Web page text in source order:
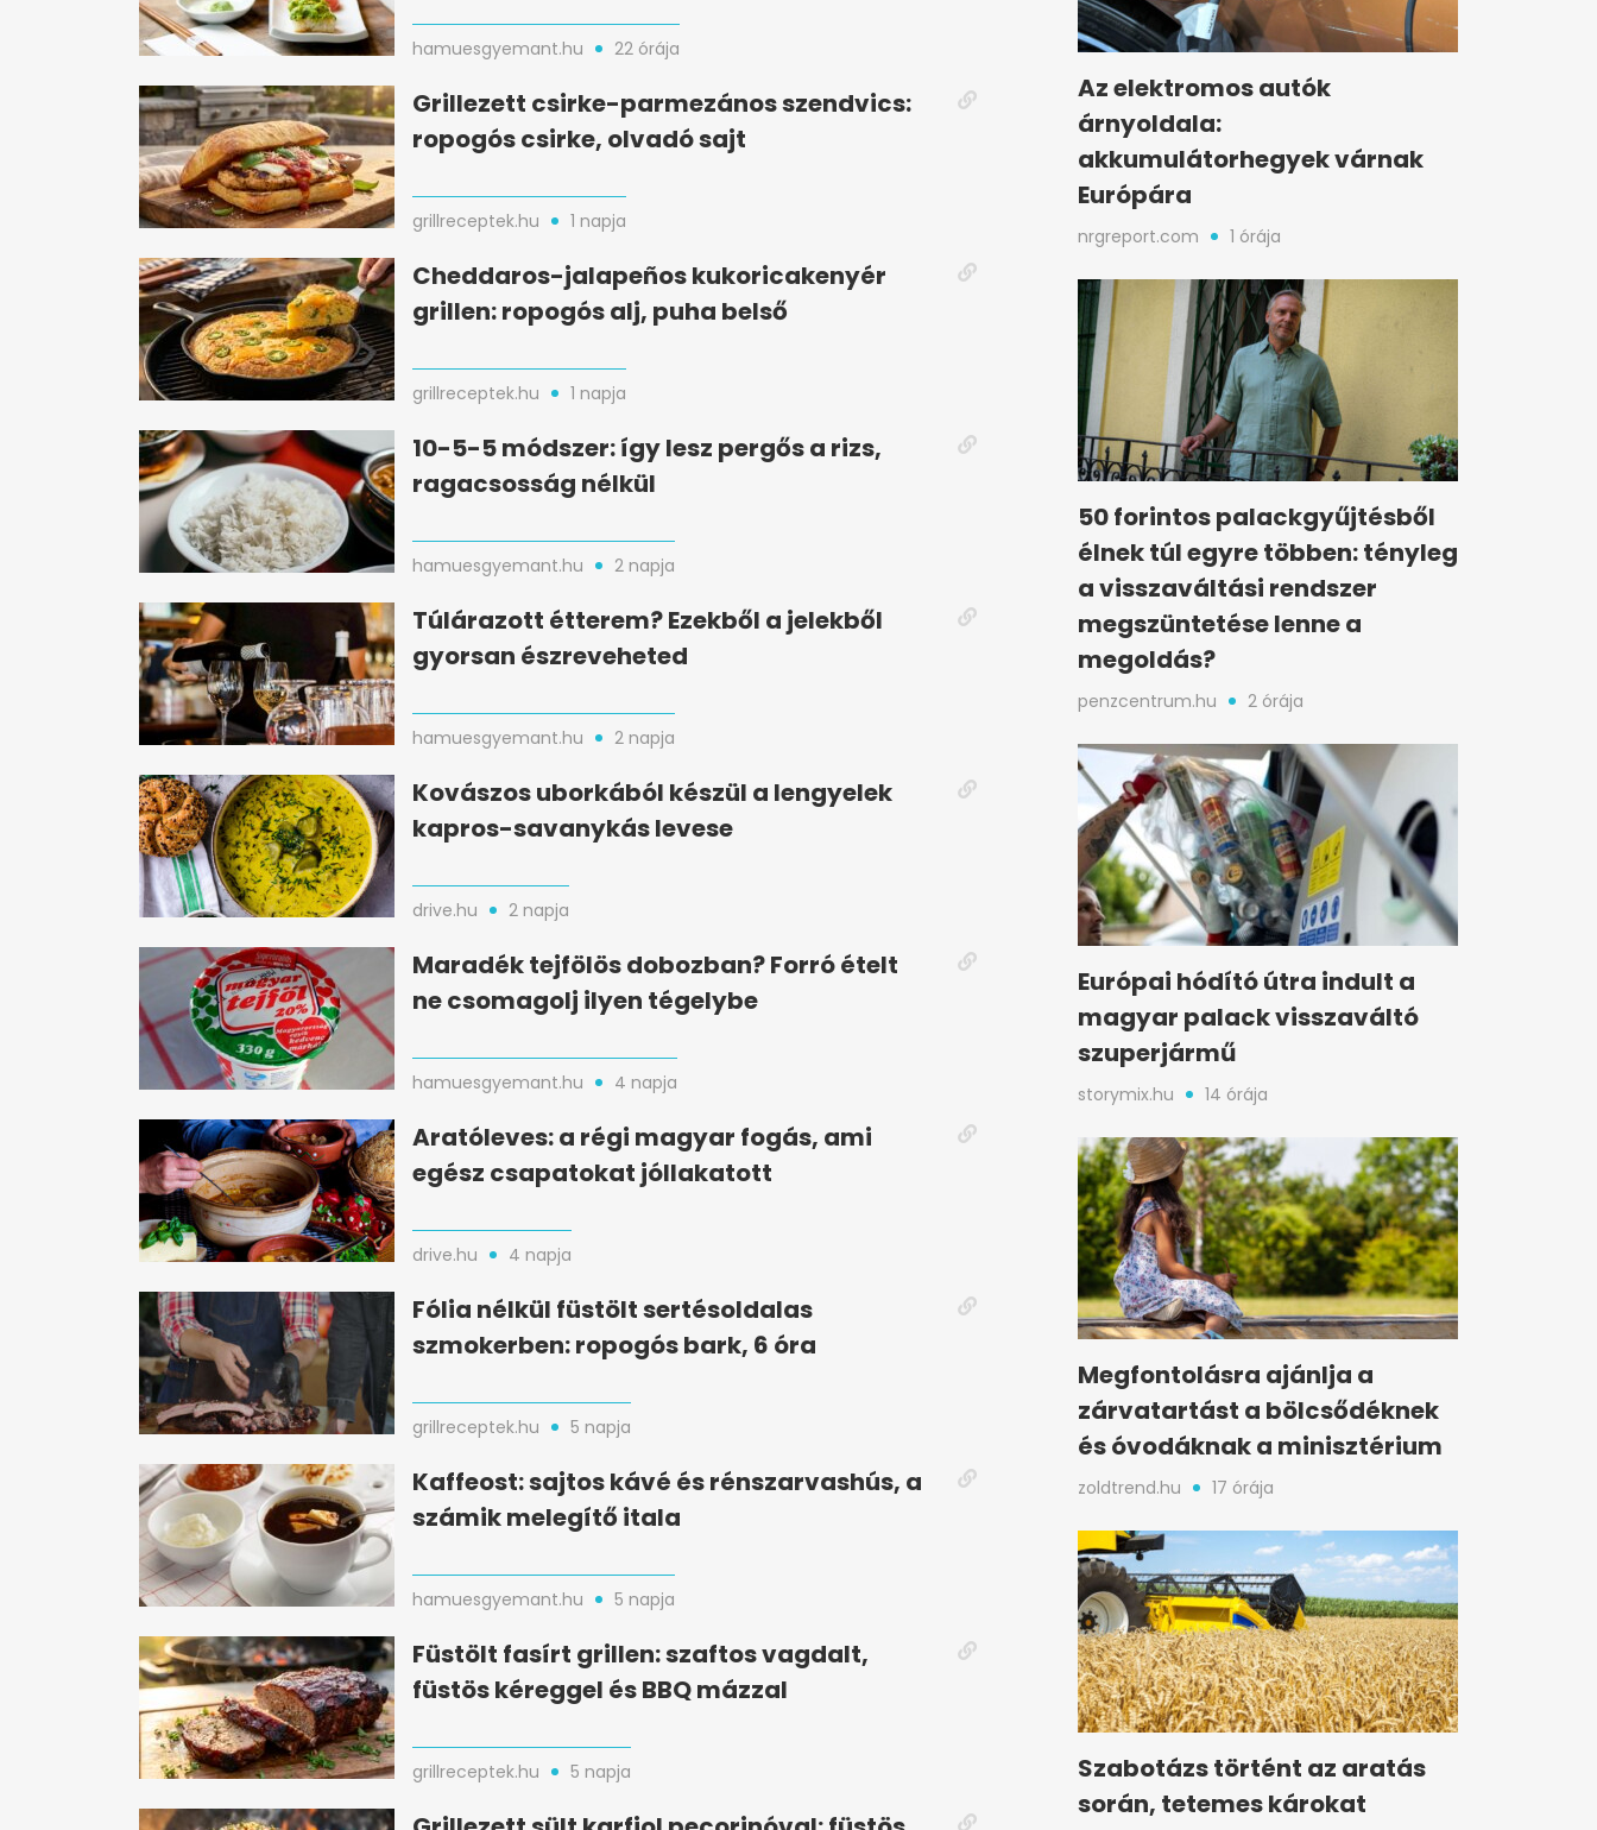
hamuesgyemant.hu 22 órája
Grillezett csirke-parmezános szendvics:
ropogós csirke, olvadó sajt
grillreceptek.hu 1 napja
Cheddaros-jalapeños kukoricakenyér
grillen: ropogós alj, puha belső
grillreceptek.hu 1 napja
10-5-5 módszer: így lesz pergős a rizs,
ragacsosság nélkül
hamuesgyemant.hu 2 napja
Túlárazott étterem? Ezekből a jelekből
gyorsan észreveheted
hamuesgyemant.hu 2 napja
Kovászos uborkából készül a lengyelek
kapros-savanykás levese
drive.hu 2 napja
Maradék tejfölös dobozban? Forró ételt
ne csomagolj ilyen tégelybe
hamuesgyemant.hu 4 napja
Aratóleves: a régi magyar fogás, ami
egész csapatokat jóllakatott
drive.hu 4 napja
Fólia nélkül füstölt sertésoldalas
szmokerben: ropogós bark, 6 óra
grillreceptek.hu 5 napja
Kaffeost: sajtos kávé és rénszarvashús, a
számik melegítő itala
hamuesgyemant.hu 5 napja
Füstölt fasírt grillen: szaftos vagdalt,
füstös kéreggel és BBQ mázzal
grillreceptek.hu 5 napja
Az elektromos autók
árnyoldala:
akkumulátorhegyek várnak
Európára
nrgreport.com 1 órája
50 forintos palackgyűjtésből
élnek túl egyre többen: tényleg
a visszaváltási rendszer
megszüntetése lenne a
megoldás?
penzcentrum.hu 2 órája
Európai hódító útra indult a
magyar palack visszaváltó
szuperjármű
storymix.hu 14 órája
Megfontolásra ajánlja a
zárvatartást a bölcsődéknek
és óvodáknak a minisztérium
zoldtrend.hu 17 órája
Szabotázs történt az aratás
során, tetemes károkat